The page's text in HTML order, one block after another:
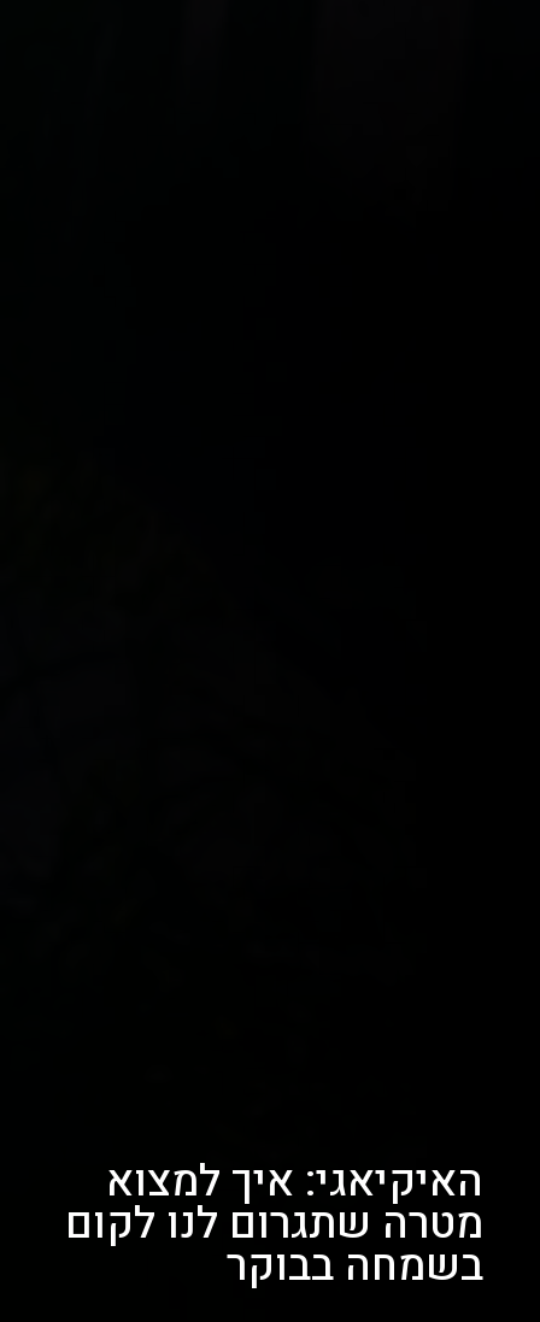
האיקיאגי: איך למצוא
מטרה שתגרום לנו לקום
בשמחה בבוקר